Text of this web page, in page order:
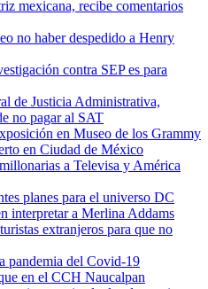
mexicana, recibe comentarios
no haber despedido a Henry
contra SEP es para
de Justicia Administrativa,
no pagar al SAT
en Museo de los Grammy
en Ciudad de México
a Televisa y América
planes para el universo DC
interpretar a Merlina Addams
extranjeros para que no
pandemia del Covid-19
en el CCH Naucalpan